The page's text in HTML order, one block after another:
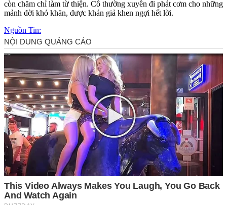
còn chăm chỉ làm từ thiện. Cô thường xuyên đi phát cơm cho những
mảnh đời khó khăn, được khán giả khen ngợi hết lời.
Nguồn Tin: